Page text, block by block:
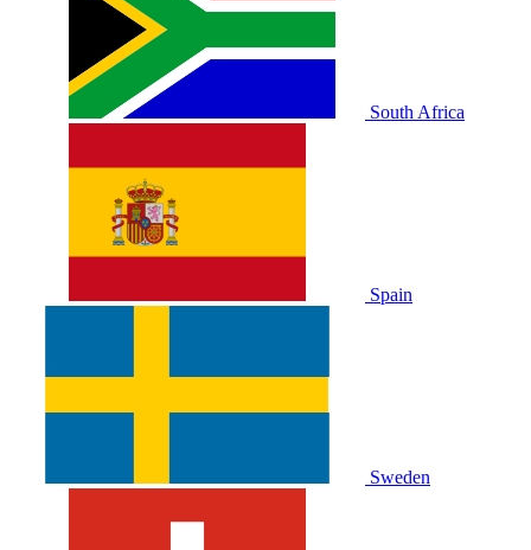
South Africa
Spain
Sweden